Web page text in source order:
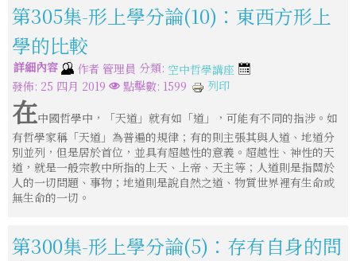
第305集-形上學分論(10)：東西方形上
學的比較
詳細內容 作者 管理員 分類: 空中哲學講座
發佈: 25 四月 2019
點擊數: 1599 列印
在中國哲學中，「天道」就有如「道」，可能有不同的指涉。如
有哲學家稱「天道」為普遍的規律；有的則主張其與人道、地道分
別並列，但是居於首位，並具有超越性的意義。超越性、神性的天
道，就是一般宗教中所指的上天、上帝、天主等；人道則是指關於
人的一切問題、事物；地道則是說自然之道、物質世界裡有生命或
無生命的一切。
第300集-形上學分論(5)：存有自身的問